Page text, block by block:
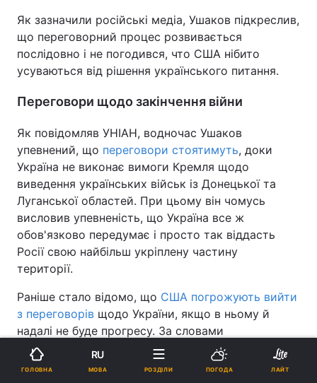
Як зазначили російські медіа, Ушаков підкреслив,
що переговорний процес розвивається
послідовно і не погодився, что США нібито
усуваються від рішення українського питання.
Переговори щодо закінчення війни
Як повідомляв УНІАН, водночас Ушаков
упевнений, що переговори стоятимуть, доки
Україна не виконає вимоги Кремля щодо
виведення українських військ із Донецької та
Луганської областей. При цьому він чомусь
висловив упевненість, що Україна все ж
обов'язково передумає і просто так віддасть
Росії свою найбільш укріплену частину
території.
Раніше стало відомо, що США погрожують вийти
з переговорів щодо України, якщо в ньому й
надалі не буде прогресу. За словами
держсекретаря Марко рубіо, Сполучені Штати
"намагалися відігравати роль посередника" у
ГОЛОВНА
RU
МОВА РОЗДІЛИ ПОГОДА ЛАЙТ